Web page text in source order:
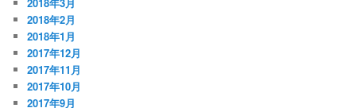
2018年2月
2018年1月
2017年12月
2017年11月
2017年10月
2017年9月